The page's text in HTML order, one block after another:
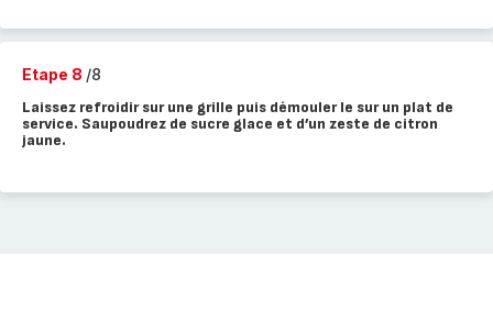
Etape 8 /8
Laissez refroidir sur une grille puis démouler le sur un plat de
service. Saupoudrez de sucre glace et d’un zeste de citron
jaune.